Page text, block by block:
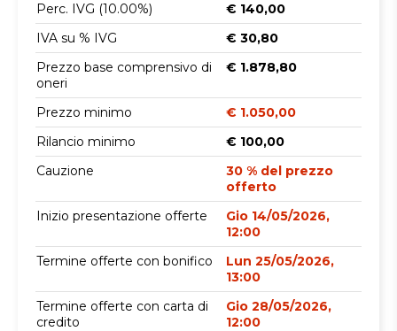
Perc. IVG (10.00%)
€ 140,00
IVA su % IVG
€ 30,80
Prezzo base comprensivo di
oneri
€ 1.878,80
Prezzo minimo
€ 1.050,00
Rilancio minimo
€ 100,00
Cauzione
30 % del prezzo
offerto
Inizio presentazione offerte
Gio 14/05/2026,
12:00
Termine offerte con bonifico
Lun 25/05/2026,
13:00
Termine offerte con carta di
credito
Gio 28/05/2026,
12:00